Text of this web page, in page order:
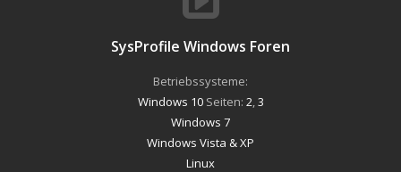
SysProfile Windows Foren
Betriebssysteme:
Windows 10Seiten: 2 3
Windows 7
Windows Vista & XP
Linux